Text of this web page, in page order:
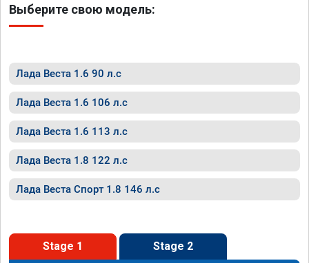
Выберите свою модель:
Лада Веста 1.6 90 л.с
Лада Веста 1.6 106 л.с
Лада Веста 1.6 113 л.с
Лада Веста 1.8 122 л.с
Лада Веста Спорт 1.8 146 л.с
Stage 1 Stage 2